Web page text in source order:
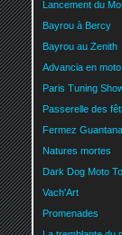
Lancement du
Bayrou à Bercy
Bayrou au Zenith
Advancia en
Paris Tuning
Passerelle des
Fermez
Natures mortes
Dark Dog Moto
Vach'Art
Promenades